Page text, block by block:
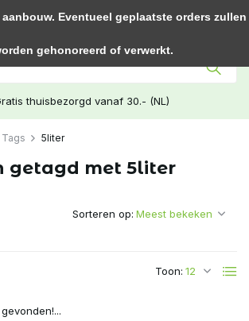
thuisbezorgd vanaf 30.- (NL)
Tags 5liter
getagd met 5liter
Toon:
Sorteren op:
Eventueel geplaatste orders zullen
gehonoreerd of verwerkt.